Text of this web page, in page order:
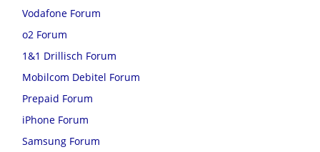
Vodafone Forum
o2 Forum
1&1 Drillisch Forum
Mobilcom Debitel Forum
Prepaid Forum
iPhone Forum
Samsung Forum